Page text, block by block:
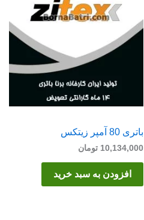
باتری 80 آمپر زیتکس
10,134,000 تومان
افزودن به سبد خرید